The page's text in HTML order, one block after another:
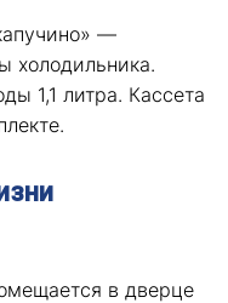
—
холодильника.
1,1 литра. Кассета
в дверце